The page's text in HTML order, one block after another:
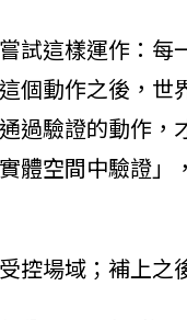
試這樣運作：
個動作之後，
過驗證的動作
體空間中驗證
控場域；補上之